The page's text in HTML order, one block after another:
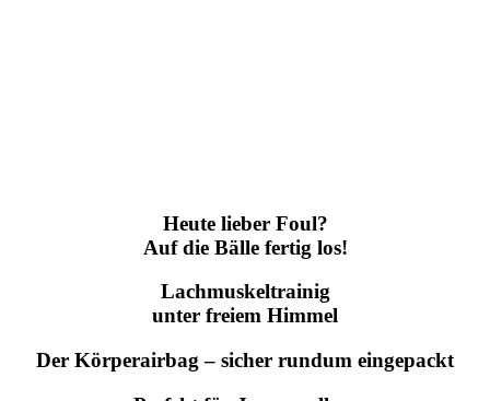
Heute lieber Foul?
Auf die Bälle fertig los!
Lachmuskeltrainig
unter freiem Himmel
Der Körperairbag – sicher rundum eingepackt